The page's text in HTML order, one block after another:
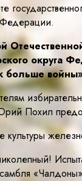
округа
больше
Похил
культуры